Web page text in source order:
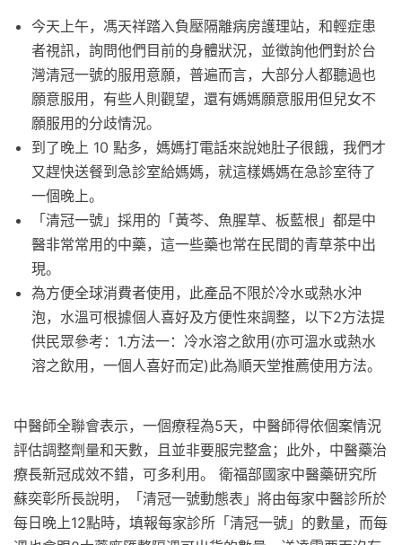
今天上午，馮天祥踏入負壓隔離病房護理站，和輕症患
者視訊，詢問他們目前的身體狀況，並徵詢他們對於台
灣清冠一號的服用意願，普遍而言，大部分人都聽過也
願意服用，有些人則觀望，還有媽媽願意服用但兒女不
願服用的分歧情況。
到了晚上 10 點多，媽媽打電話來說她肚子很餓，我們才
又趕快送餐到急診室給媽媽，就這樣媽媽在急診室待了
一個晚上。
「清冠一號」採用的「黃芩、魚腥草、板藍根」都是中
醫非常常用的中藥，這一些藥也常在民間的青草茶中出
現。
為方便全球消費者使用，此產品不限於冷水或熱水沖
泡，水溫可根據個人喜好及方便性來調整，以下2方法提
供民眾參考：1.方法一：冷水溶之飲用(亦可溫水或熱水
溶之飲用，一個人喜好而定)此為順天堂推薦使用方法。
中醫師全聯會表示，一個療程為5天，中醫師得依個案情況
評估調整劑量和天數，且並非要服完整盒；此外，中醫藥治
療長新冠成效不錯，可多利用。 衛福部國家中醫藥研究所
蘇奕彰所長說明，「清冠一號動態表」將由每家中醫診所於
每日晚上12點時，填報每家診所「清冠一號」的數量，而每